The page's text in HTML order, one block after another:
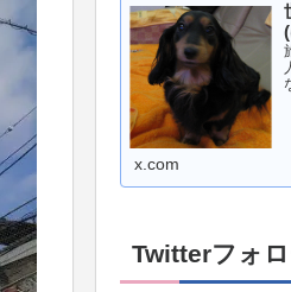
x.com
Twitterフォ